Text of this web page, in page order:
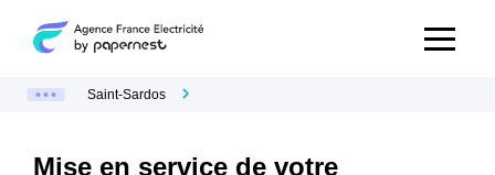
Saint-Sardos